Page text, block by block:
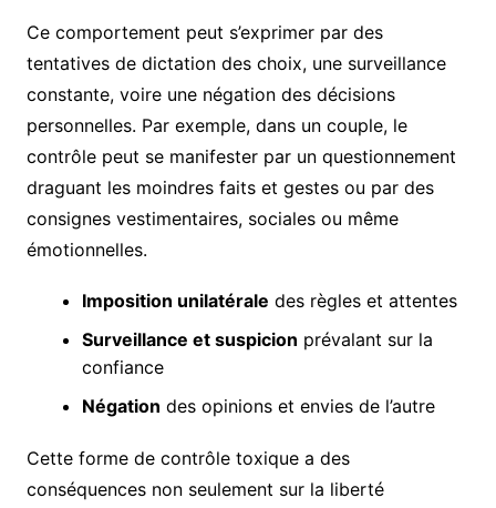
Ce comportement peut s’exprimer par des
tentatives de dictation des choix, une surveillance
constante, voire une négation des décisions
personnelles. Par exemple, dans un couple, le
contrôle peut se manifester par un questionnement
draguant les moindres faits et gestes ou par des
consignes vestimentaires, sociales ou même
émotionnelles.
Imposition unilatérale des règles et attentes
Surveillance et suspicion prévalant sur la
confiance
Négation des opinions et envies de l’autre
Cette forme de contrôle toxique a des
conséquences non seulement sur la liberté